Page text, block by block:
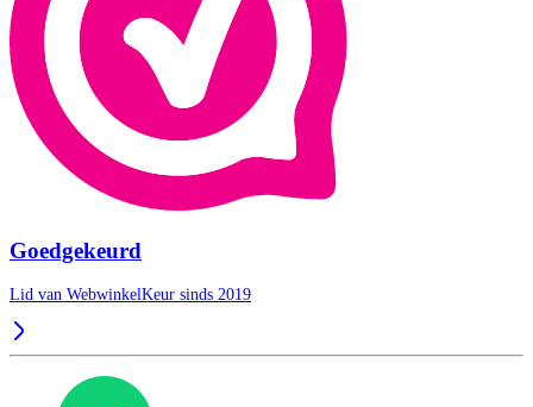
Goedgekeurd
Lid van WebwinkelKeur sinds 2019